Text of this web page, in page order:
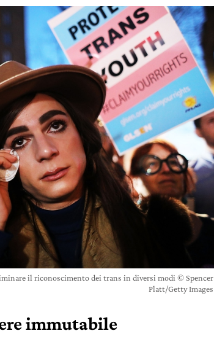
il riconoscimento dei trans in diversi modi © Spencer
Platt/Getty Images
immutabile